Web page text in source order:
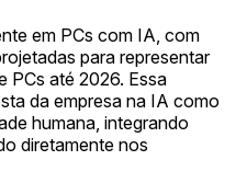
em PCs com IA, com
para representar
PCs até 2026. Essa
da empresa na IA como
humana, integrando
diretamente nos